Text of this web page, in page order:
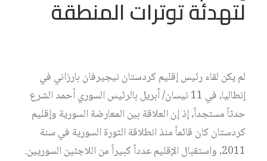
لتهدئة توترات المنطقة
لم يكن لقاء رئيس إقليم كردستان نيجيرفان بارزاني في
إنطاليا، في 11 نيسان/ أبريل بالرئيس السوري أحمد الشرع
حدثاً مستجداً، إذ إن العلاقة بين المعارضة السورية وإقليم
كردستان كان قائماً منذ انطلاقة الثورة السورية في سنة
2011، واستقبال الإقليم عدداً كبيراً من اللاجئين السوريين.